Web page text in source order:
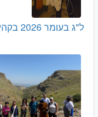
ל"ג בעומר 2026 בקהילת יפו נציגות יעקב הצדיק